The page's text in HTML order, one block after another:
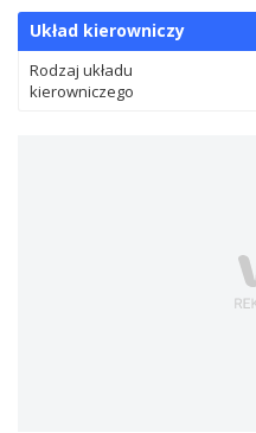
Układ kierowniczy
Rodzaj układu
kierowniczego